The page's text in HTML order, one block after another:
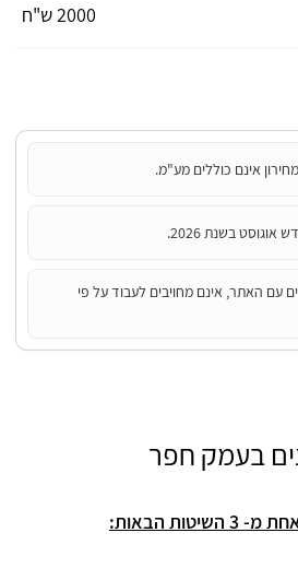
2000 ש"ח
אינם כוללים מע"מ.
בשנת 2026.
עם האתר, אינם מחויבים לעבוד על פי
הבאות: